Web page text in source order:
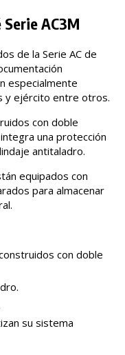
AC3M
de la Serie AC de
especialmente
y ejército entre otros.
con doble
una protección
antitaladro.
equipados con
para almacenar
con doble
su sistema